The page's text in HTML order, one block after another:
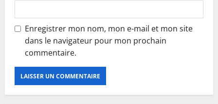
Enregistrer mon nom, mon e-mail et mon site
dans le navigateur pour mon prochain
commentaire.